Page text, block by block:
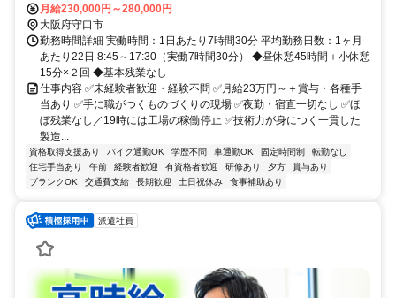
歩15分 ■京阪「守口駅」より29番バス「南方東通4丁目」すぐ
月給230,000円～280,000円
大阪府守口市
勤務時間詳細 実働時間：1日あたり7時間30分 平均勤務日数：1ヶ月
あたり22日 8:45～17:30（実働7時間30分） ◆昼休憩45時間＋小休憩
15分×２回 ◆基本残業なし
仕事内容 ✅未経験者歓迎・経験不問 ✅月給23万円～＋賞与・各種手
当あり ✅手に職がつくものづくりの現場 ✅夜勤・宿直一切なし ✅ほ
ぼ残業なし／19時には工場の稼働停止 ✅技術力が身につく一貫した
製造...
資格取得支援あり バイク通勤OK 学歴不問 車通勤OK 固定時間制
転勤なし
住宅手当あり
午前 経験者歓迎 有資格者歓迎 研修あり 夕方
賞与あり
ブランクOK
交通費支給 長期歓迎 土日祝休み 食事補助あり
派遣社員